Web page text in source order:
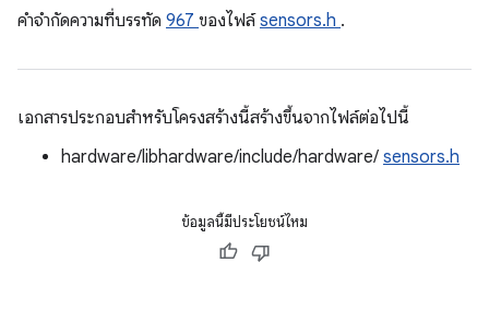
คําจํากัดความที่บรรทัด 967 ของไฟล์sensors.h .
เอกสารประกอบสำหรับโครงสร้างนี้สร้างขึ้นจากไฟล์ต่อไปนี้
hardware/libhardware/include/hardware/ sensors.h
ข้อมูลนี้มีประโยชน์ไหม